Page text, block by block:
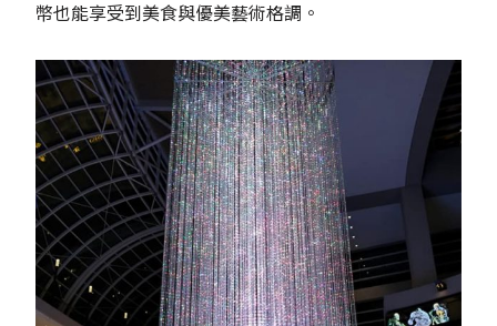
幣也能享受到美食與優美藝術格調。